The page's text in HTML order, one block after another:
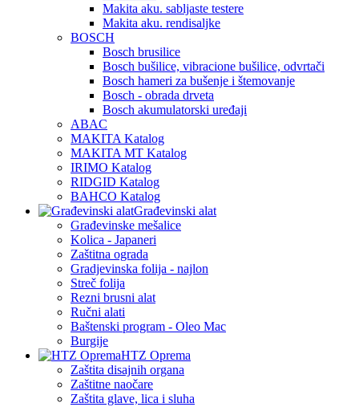
Makita aku. sabljaste testere
Makita aku. rendisaljke
BOSCH
Bosch brusilice
Bosch bušilice, vibracione bušilice, odvrtači
Bosch hameri za bušenje i štemovanje
Bosch - obrada drveta
Bosch akumulatorski uređaji
ABAC
MAKITA Katalog
MAKITA MT Katalog
IRIMO Katalog
RIDGID Katalog
BAHCO Katalog
Građevinski alat
Građevinske mešalice
Kolica - Japaneri
Zaštitna ograda
Gradjevinska folija - najlon
Streč folija
Rezni brusni alat
Ručni alati
Baštenski program - Oleo Mac
Burgije
HTZ Oprema
Zaštita disajnih organa
Zaštitne naočare
Zaštita glave, lica i sluha